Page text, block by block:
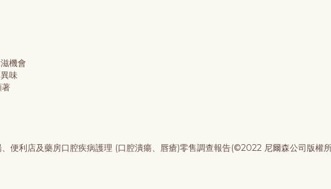
機會
味
著
便利店及藥房口腔疾病護理 (口腔潰瘍、唇瘡)零售調查報告(©2022 尼爾森公司版權